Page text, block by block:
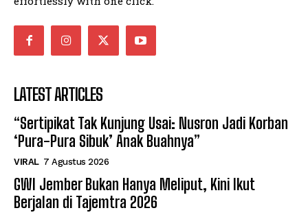
LATEST ARTICLES
“Sertipikat Tak Kunjung Usai: Nusron Jadi Korban
‘Pura-Pura Sibuk’ Anak Buahnya”
VIRAL 7 Agustus 2026
GWI Jember Bukan Hanya Meliput, Kini Ikut
Berjalan di Tajemtra 2026